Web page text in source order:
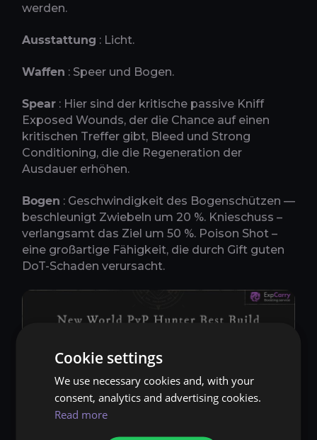
werden.
Ausstattung : Licht.
Waffen : Speer und Bogen.
Spear : Hier sind der kritische passive Kniff
Exposed Wounds, der die Chance auf einen
kritischen Treffer gibt, Bleed und Strong
Conditioning, die die Regeneration der
Ausdauer erhöhen.
Bogen : Geschwindigkeit des Bogenschützen —
beschleunigt Zwiebeln um 20 %. Knieschuss –
verlangsamt das Ziel um 50 %. Poison Shot –
eine großartige Fähigkeit, die durch Gift guten
DoT-Schaden verursacht.
Cookie settings
We use necessary cookies and, with your
consent, analytics and advertising cookies.
Read more